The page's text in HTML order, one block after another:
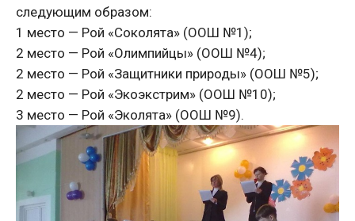
следующим образом:
1 место — Рой «Соколята» (ООШ №1);
2 место — Рой «Олимпийцы» (ООШ №4);
2 место — Рой «Защитники природы» (ООШ №5);
2 место — Рой «Экоэкстрим» (ООШ №10);
3 место — Рой «Эколята» (ООШ №9).